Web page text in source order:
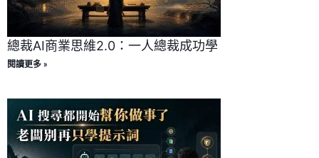
總裁AI商業思維2.0：一人總裁成功學
閱讀更多 »